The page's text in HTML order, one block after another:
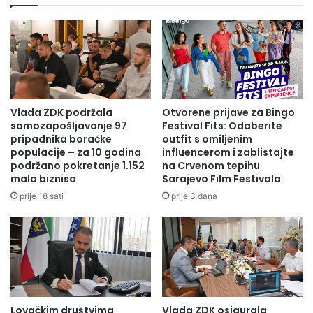
mogućnost da ostvarite stipendiju.Dovoljno je da pozovete
broj telefona i informišete se ili posjetite web stranicu
STIPENDIJE – Fondacija Hastor
Na YouTube kanalu Fondacije Hastor pogledajte zanimljive
priče stipendista fondacije koji su sada već ostvareni
uspješni mladi ljudi.
Fondacija Hastor – YouTube
Radio Olovo /A.Milunić
Vlada ZDK podržala
samozapošljavanje 97
pripadnika boračke
populacije – za 10 godina
podržano pokretanje 1.152
mala biznisa
prije 18 sati
Otvorene prijave za Bingo
Festival Fits: Odaberite
outfit s omiljenim
influencerom i zablistajte
na Crvenom tepihu
Sarajevo Film Festivala
prije 3 dana
Lovačkim društvima Vlada ZDK osigurala